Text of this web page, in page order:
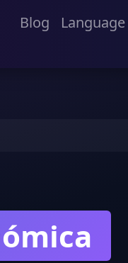
Blog Language